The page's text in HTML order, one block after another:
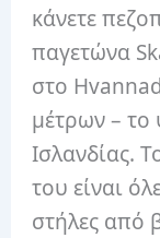
κάνετε
παγετώνα
στο
μέτρων –
Ισλανδίας.
του είναι
στήλες από